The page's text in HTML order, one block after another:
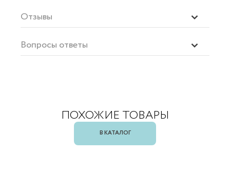
Отзывы
Вопросы ответы
ПОХОЖИЕ ТОВАРЫ
В КАТАЛОГ